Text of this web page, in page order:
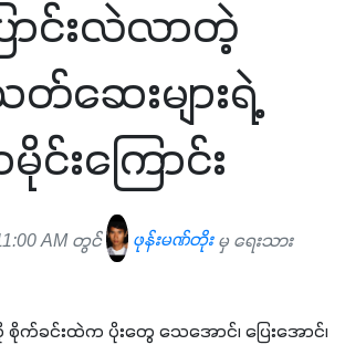
ောင်းလဲလာတဲ့
တ်ဆေးများရဲ့
င်းကြောင်း
AM တွင် ဖုန်းမဏ်တိုးမှ ရေးသား
ခင်းထဲက ပိုးတွေ သေအောင်၊ ပြေးအောင်၊